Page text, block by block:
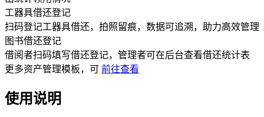
工器具借还登记
扫码登记工器具借还，拍照留痕，数据可追溯，助力高效管理
图书借还登记
借阅者扫码填写借还登记，管理者可在后台查看借还统计表
更多资产管理模板，可 前往查看
使用说明